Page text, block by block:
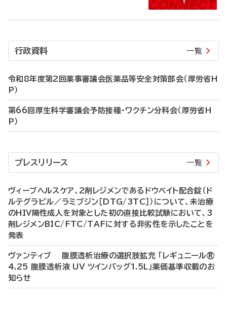
行政資料 一覧
令和8年度第2回薬事審議会医薬品等安全対策部会（厚労省H
P）
第66回厚生科学審議会予防接種・ワクチン分科会（厚労省H
P）
プレスリリース 一覧
ヴィーブヘルスケア、2剤レジメンであるドウベイト配合錠（ド
ルテグラビル／ラミブジン［DTG/3TC］）について、未治療
のHIV陽性成人を対象とした初の直接比較試験において、3
剤レジメンBIC/FTC/TAFに対する非劣性を示したことを
発表
ヴァンティブ 腹膜透析治療の選択肢拡充 「レギュニール®
4.25 腹膜透析液 UV ツインバッグ1.5L」薬価基準収載のお
知らせ